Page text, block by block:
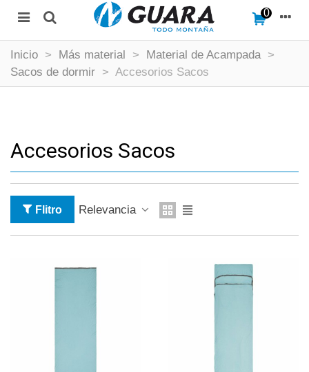
0
Inicio > Más material > Material de Acampada >
Sacos de dormir > Accesorios Sacos
Accesorios Sacos
Flitro Relevancia